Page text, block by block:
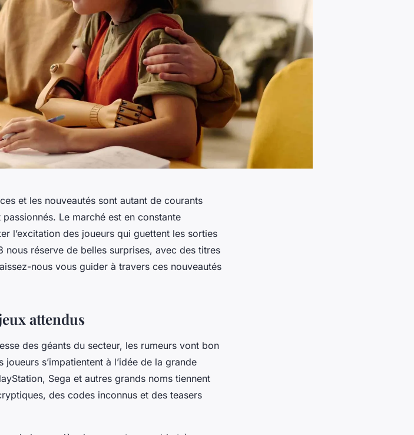
et les nouveautés sont autant de courants
Le marché est en constante
l’excitation des joueurs qui guettent les sorties
nous réserve de belles surprises, avec des titres
nous vous guider à travers ces nouveautés
attendus
des géants du secteur, les rumeurs vont bon
s’impatientent à l’idée de la grande
Sega et autres grands noms tiennent
des codes inconnus et des teasers